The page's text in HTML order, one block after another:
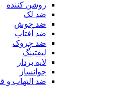
روشن کننده
ضد لک
ضد جوش
ضد آفتاب
ضد چروک
لیفتینگ
لایه بردار
جوانساز
ضد التهاب